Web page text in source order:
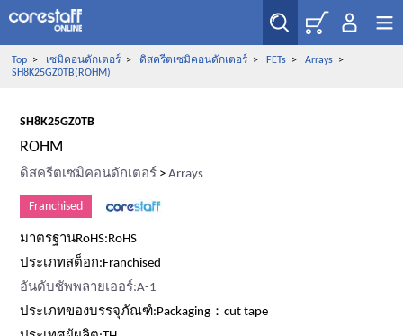
Top> เซมิคอนดักเตอร์> ดิสครีตเซมิคอนดักเตอร์> FETs> Arrays>
SH8K25GZ0TB(ROHM)
SH8K25GZ0TB
ROHM
ดิสครีตเซมิคอนดักเตอร์ >Arrays
Franchised
มาตรฐานRoHS:RoHS
ประเภทสต็อก:Franchised
อันดับซัพพลายเออร์:A-1
ประเภทของบรรจุภัณฑ์:Packaging：cut tape